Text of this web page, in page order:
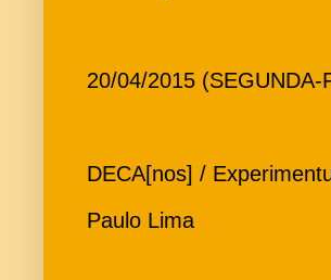
20/04/2015 (SEGUNDA-
DECA[nos] /
Paulo Lima